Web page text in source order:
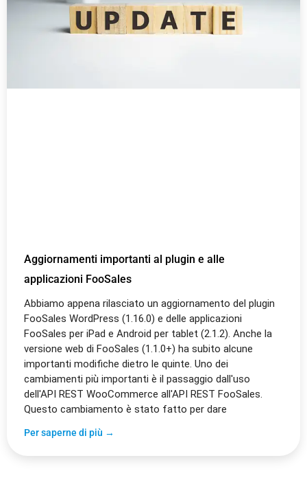
Aggiornamenti importanti al plugin e alle
applicazioni FooSales
Abbiamo appena rilasciato un aggiornamento del plugin
FooSales WordPress (1.16.0) e delle applicazioni
FooSales per iPad e Android per tablet (2.1.2). Anche la
versione web di FooSales (1.1.0+) ha subito alcune
importanti modifiche dietro le quinte. Uno dei
cambiamenti più importanti è il passaggio dall'uso
dell'API REST WooCommerce all'API REST FooSales.
Questo cambiamento è stato fatto per dare
Per saperne di più →